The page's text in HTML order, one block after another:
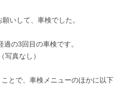
いして、車検でした。
の3回目の車検です。
写真なし）
とで、車検メニューのほかに以下